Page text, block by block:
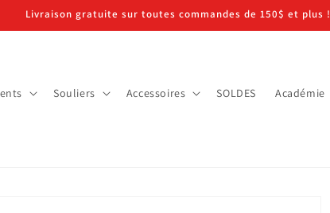
Livraison gratuite sur toutes commandes de 150$ et plus !
Souliers Accessoires SOLDES Académie